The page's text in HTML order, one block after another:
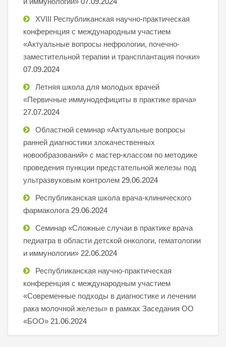
XVIII Республиканская научно-практическая
конференция с международным участием
«Актуальные вопросы нефрологии, почечно-
заместительной терапии и трансплантация почки»
07.09.2024
Летняя школа для молодых врачей
«Первичные иммунодефициты в практике врача»
27.07.2024
Областной семинар «Актуальные вопросы
ранней диагностики злокачественных
новообразований» с мастер-классом по методике
проведения пункции предстательной железы под
ультразвуковым контролем 29.06.2024
Республиканская школа врача-клинического
фармаколога 29.06.2024
Семинар «Сложные случаи в практике врача
педиатра в области детской онкологи, гематологии
и иммунологии» 22.06.2024
Республиканская научно-практическая
конференция с международным участием
«Современные подходы в диагностике и лечении
рака молочной железы» в рамках Заседания ОО
«БОО» 21.06.2024